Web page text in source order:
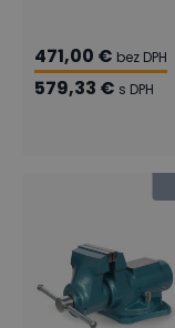
471,00 € bez DPH
579,33 € s DPH